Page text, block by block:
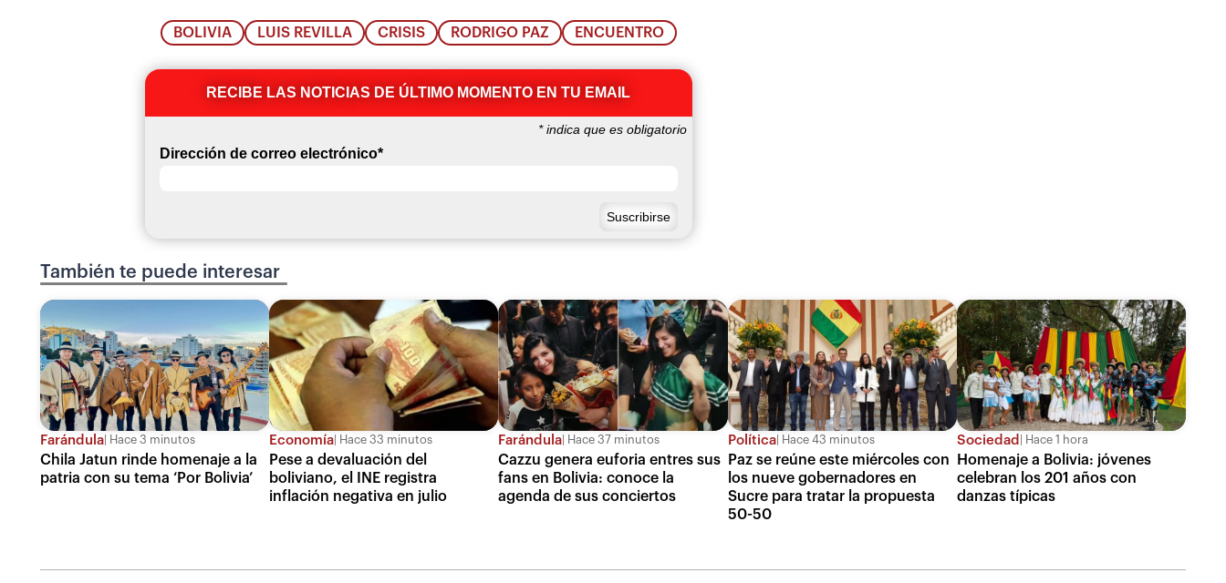
BOLIVIA LUIS REVILLA CRISIS RODRIGO PAZ ENCUENTRO
RECIBE LAS NOTICIAS DE ÚLTIMO MOMENTO EN TU EMAIL
*indica que es obligatorio
Dirección de correo electrónico*
También te puede interesar
Farándula Hace 3 minutos
Chila Jatun rinde homenaje a la
patria con su tema ‘Por Bolivia’
Economía Hace 33 minutos
Pese a devaluación del
boliviano, el INE registra
inflación negativa en julio
Farándula Hace 37 minutos
Cazzu genera euforia entres sus
fans en Bolivia: conoce la
agenda de sus conciertos
Política Hace 43 minutos
Paz se reúne este miércoles con
los nueve gobernadores en
Sucre para tratar la propuesta
50-50
Sociedad Hace 1 hora
Homenaje a Bolivia: jóvenes
celebran los 201 años con
danzas típicas